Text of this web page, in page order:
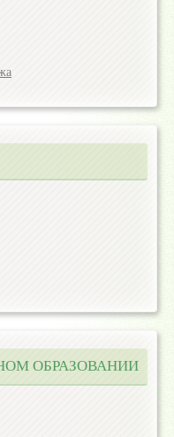
ОБРАЗОВАНИИ